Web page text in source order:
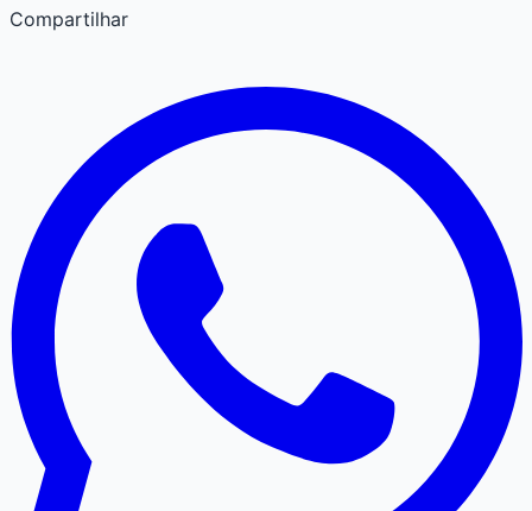
Compartilhar